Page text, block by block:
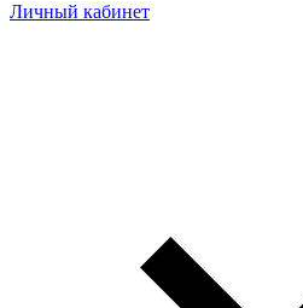
Личный кабинет